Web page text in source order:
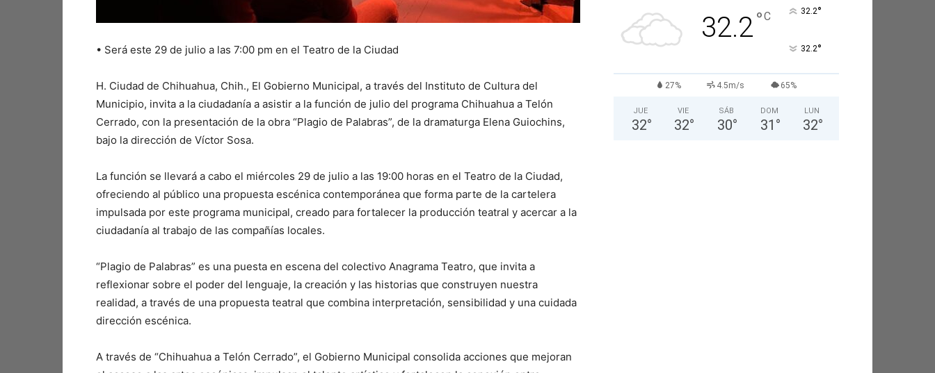
•⁠ ⁠Será este 29 de julio a las 7:00 pm en el Teatro de la Ciudad
H. Ciudad de Chihuahua, Chih., El Gobierno Municipal, a través del Instituto de Cultura del
Municipio, invita a la ciudadanía a asistir a la función de julio del programa Chihuahua a Telón
Cerrado, con la presentación de la obra “Plagio de Palabras”, de la dramaturga Elena Guiochins,
bajo la dirección de Víctor Sosa.
La función se llevará a cabo el miércoles 29 de julio a las 19:00 horas en el Teatro de la Ciudad,
ofreciendo al público una propuesta escénica contemporánea que forma parte de la cartelera
impulsada por este programa municipal, creado para fortalecer la producción teatral y acercar a la
ciudadanía al trabajo de las compañías locales.
“Plagio de Palabras” es una puesta en escena del colectivo Anagrama Teatro, que invita a
reflexionar sobre el poder del lenguaje, la creación y las historias que construyen nuestra
realidad, a través de una propuesta teatral que combina interpretación, sensibilidad y una cuidada
dirección escénica.
A través de “Chihuahua a Telón Cerrado”, el Gobierno Municipal consolida acciones que mejoran
32.2°C 32.2°
32.2°
27% 4.5m/s 65%
JUE
32°
VIE
32°
SÁB
30°
DOM
31 °
LUN
32°